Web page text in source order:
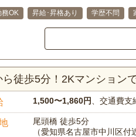
務OK 昇給･昇格あり 学歴不問
ら徒歩5分！2Kマンション
1,500〜1,860円 、交通費
尾頭橋 徒歩5分
（愛知県名古屋市中川区付